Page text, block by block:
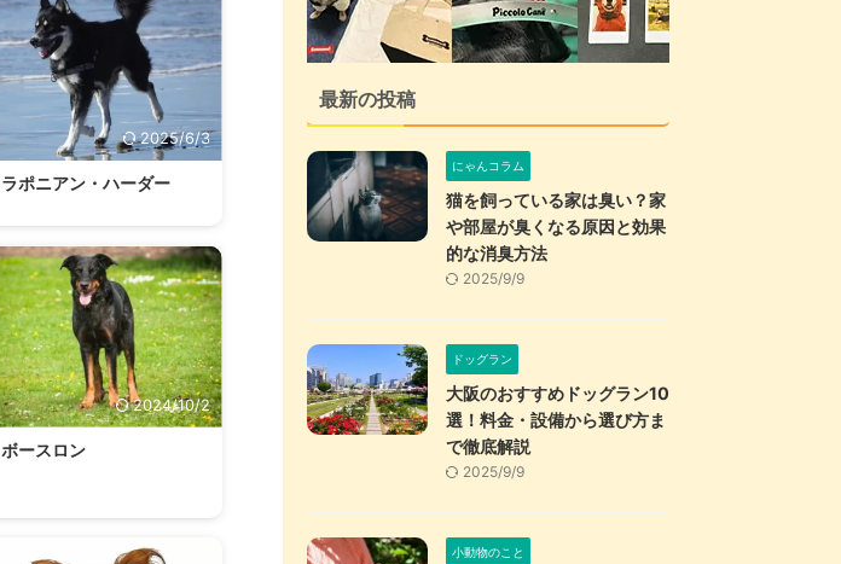
2025/6/3
ラポニアン・ハーダー
2024/10/2
ボースロン
最新の投稿
にゃんコラム
猫を飼っている家は臭い？家
や部屋が臭くなる原因と効果
的な消臭方法
2025/9/9
ドッグラン
大阪のおすすめドッグラン10
選！料金・設備から選び方ま
で徹底解説
2025/9/9
小動物のこと